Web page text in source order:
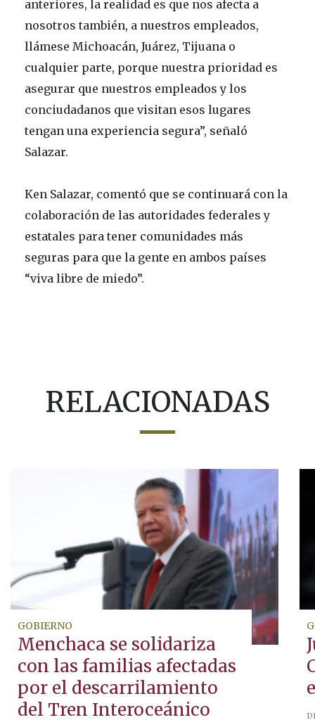
anteriores, la realidad es que nos afecta a
nosotros también, a nuestros empleados,
llámese Michoacán, Juárez, Tijuana o
cualquier parte, porque nuestra prioridad es
asegurar que nuestros empleados y los
conciudadanos que visitan esos lugares
tengan una experiencia segura”, señaló
Salazar.
Ken Salazar, comentó que se continuará con la
colaboración de las autoridades federales y
estatales para tener comunidades más
seguras para que la gente en ambos países
“viva libre de miedo”.
RELACIONADAS
GOBIERNO
Menchaca se solidariza
con las familias afectadas
por el descarrilamiento
del Tren Interoceánico